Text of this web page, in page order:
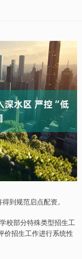
到规范启点配资。
校部分特殊类型招生工
价招生工作进行系统性